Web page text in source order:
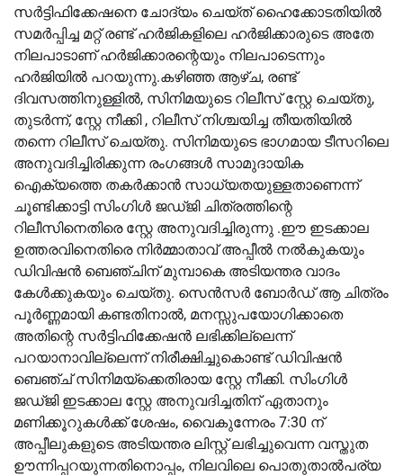
സർട്ടിഫിക്കേഷനെ ചോദ്യം ചെയ്ത് ഹൈക്കോടതിയിൽ
സമർപ്പിച്ച മറ്റ് രണ്ട് ഹർജികളിലെ ഹർജിക്കാരുടെ അതേ
നിലപാടാണ് ഹർജിക്കാരന്റെയും നിലപാടെന്നും
ഹർജിയിൽ പറയുന്നു.കഴിഞ്ഞ ആഴ്ച, രണ്ട്
ദിവസത്തിനുള്ളിൽ, സിനിമയുടെ റിലീസ് സ്റ്റേ ചെയ്തു,
തുടർന്ന്, സ്റ്റേ നീക്കി , റിലീസ് നിശ്ചയിച്ച തീയതിയിൽ
തന്നെ റിലീസ് ചെയ്തു. സിനിമയുടെ ഭാഗമായ ടീസറിലെ
അനുവദിച്ചിരിക്കുന്ന രംഗങ്ങൾ സാമുദായിക
ഐക്യത്തെ തകർക്കാൻ സാധ്യതയുള്ളതാണെന്ന്
ചൂണ്ടിക്കാട്ടി സിംഗിൾ ജഡ്ജി ചിത്രത്തിന്റെ
റിലീസിനെതിരെ സ്റ്റേ അനുവദിച്ചിരുന്നു .ഈ ഇടക്കാല
ഉത്തരവിനെതിരെ നിർമ്മാതാവ് അപ്പീൽ നൽകുകയും
ഡിവിഷൻ ബെഞ്ചിന് മുമ്പാകെ അടിയന്തര വാദം
കേൾക്കുകയും ചെയ്തു. സെൻസർ ബോർഡ് ആ ചിത്രം
പൂർണ്ണമായി കണ്ടതിനാൽ, മനസ്സുപയോഗിക്കാതെ
അതിന്റെ സർട്ടിഫിക്കേഷൻ ലഭിക്കില്ലെന്ന്
പറയാനാവില്ലെന്ന് നിരീക്ഷിച്ചുകൊണ്ട് ഡിവിഷൻ
ബെഞ്ച് സിനിമയ്‌ക്കെതിരായ സ്റ്റേ നീക്കി. സിംഗിൾ
ജഡ്ജി ഇടക്കാല സ്റ്റേ അനുവദിച്ചതിന് ഏതാനും
മണിക്കൂറുകൾക്ക് ശേഷം, വൈകുന്നേരം 7:30 ന്
അപ്പീലുകളുടെ അടിയന്തര ലിസ്റ്റ് ലഭിച്ചുവെന്ന വസ്തുത
ഊന്നിപ്പറയുന്നതിനൊപ്പം, നിലവിലെ പൊതുതാൽപര്യ